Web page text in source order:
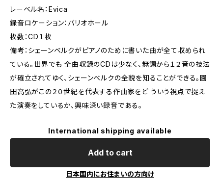
レーベル名：Evica
録音ロケーション：バリオホール
枚数：CD１枚
備考：シェーンベルクがピアノのために書いた曲が全て収められ
ている。世界でも 全曲収録のCDは少なく、無調から１２音の技法
が確立されてゆく、シェーンベルクの全貌を知ることができる。園
田高弘がこの２０世紀を代表する作曲家をど ういう視点で捉え
た演奏をしているか、興味深い録音である。
International shipping available
Add to cart
日本国内にお住まいの方向け